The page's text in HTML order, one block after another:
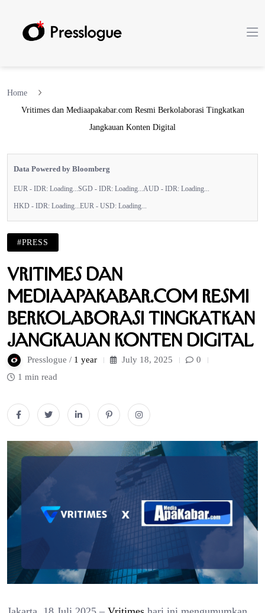
Home
Vritimes dan Mediaapakabar.com Resmi Berkolaborasi Tingkatkan
Jangkauan Konten Digital
Data Powered by Bloomberg
EUR - IDR: Loading... SGD - IDR: Loading... AUD - IDR: Loading...
HKD - IDR: Loading... EUR - USD: Loading...
#PRESS
Vritimes dan
Mediaapakabar.com Resmi
Berkolaborasi Tingkatkan
Jangkauan Konten Digital
Presslogue / 1 year July 18, 2025
0
1 min read